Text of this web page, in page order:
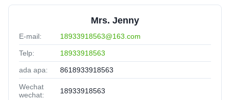
Mrs. Jenny
E-mail: 18933918563@163.com
Telp: 18933918563
ada apa: 8618933918563
Wechat
wechat:
18933918563